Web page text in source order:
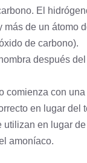
El
más de un átomo
de carbono).
después
comienza con
en lugar del
utilizan en lugar
amoníaco.